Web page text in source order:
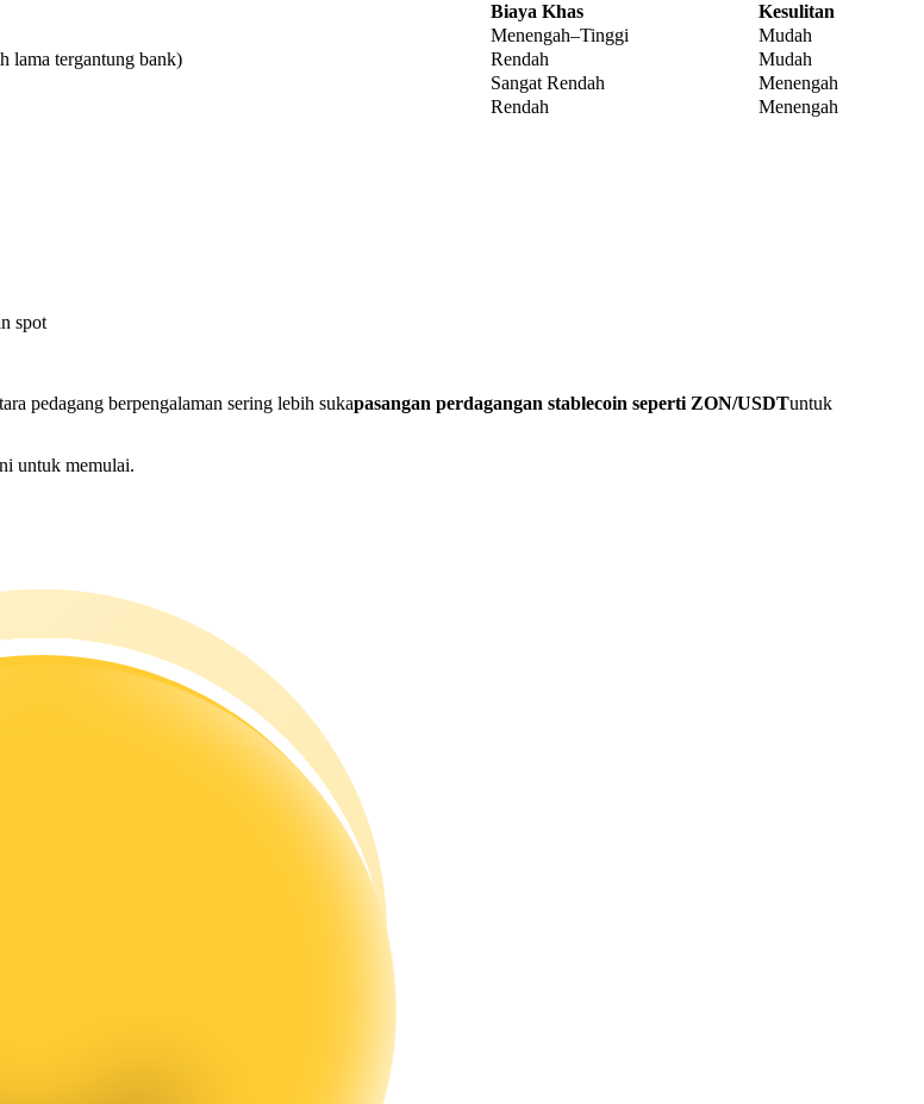
Biaya Khas
Kesulitan
Menengah–Tinggi
Mudah
lama tergantung bank) Rendah
Mudah
Sangat Rendah
Menengah
Rendah Menengah
spot
pedagang berpengalaman sering lebih sukapasangan perdagangan stablecoin seperti ZON/USDTuntuk
untuk memulai.